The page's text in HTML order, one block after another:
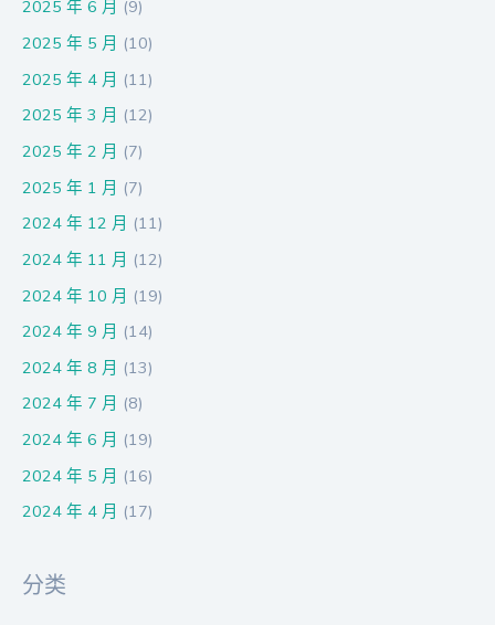
2025 年 6 月 (9)
2025 年 5 月 (10)
2025 年 4 月 (11)
2025 年 3 月 (12)
2025 年 2 月 (7)
2025 年 1 月 (7)
2024 年 12 月 (11)
2024 年 11 月 (12)
2024 年 10 月 (19)
2024 年 9 月 (14)
2024 年 8 月 (13)
2024 年 7 月 (8)
2024 年 6 月 (19)
2024 年 5 月 (16)
2024 年 4 月 (17)
分类